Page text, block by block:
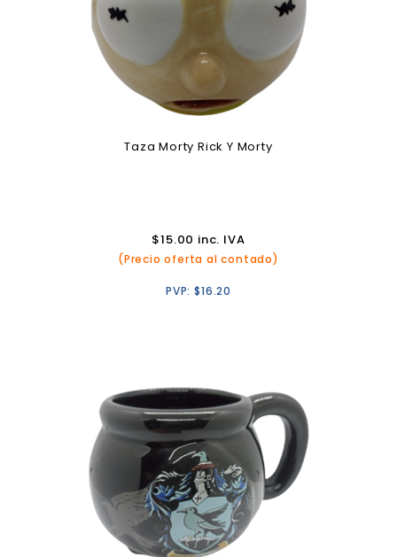
Taza Morty Rick Y Morty
$15.00 inc. IVA
(Precio oferta al contado)
PVP:$16.20